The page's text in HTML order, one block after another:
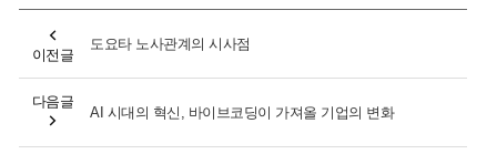
이전글
도요타 노사관계의 시사점
다음글
AI 시대의 혁신, 바이브코딩이 가져올 기업의 변화